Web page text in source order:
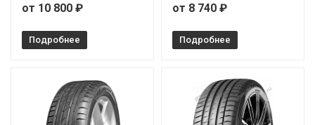
от 10 800 ₽
Подробнее
от 8 740 ₽
Подробнее